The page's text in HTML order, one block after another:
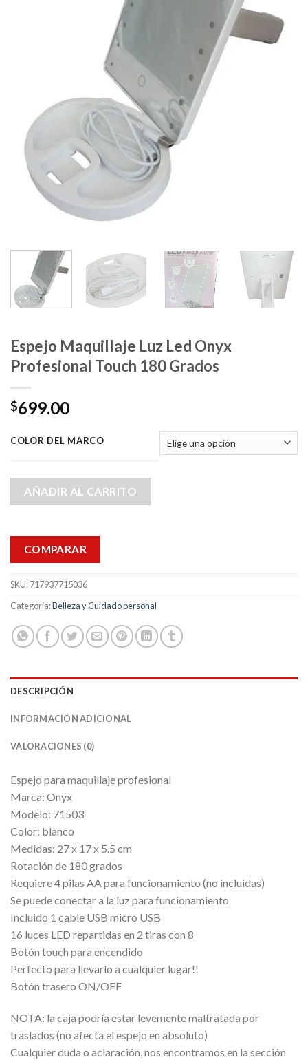
Espejo Maquillaje Luz Led Onyx
Profesional Touch 180 Grados
$699.00
COLOR DEL MARCO
AÑADIR AL CARRITO
COMPARAR
SKU:717937715036
Categoría:Belleza y Cuidado personal
DESCRIPCIÓN
INFORMACIÓN ADICIONAL
VALORACIONES (0)
Espejo para maquillaje profesional
Marca: Onyx
Modelo: 71503
Color: blanco
Medidas: 27 x 17 x 5.5 cm
Rotación de 180 grados
Requiere 4 pilas AA para funcionamiento (no incluidas)
Se puede conectar a la luz para funcionamiento
Incluido 1 cable USB micro USB
16 luces LED repartidas en 2 tiras con 8
Botón touch para encendido
Perfecto para llevarlo a cualquier lugar!!
Botón trasero ON/OFF
NOTA: la caja podría estar levemente maltratada por
traslados (no afecta el espejo en absoluto)
Cualquier duda o aclaración, nos encontramos en la sección